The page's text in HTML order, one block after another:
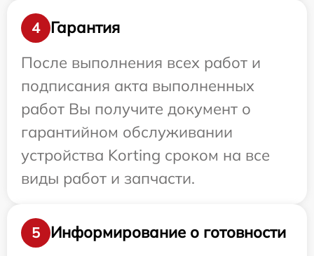
4
Гарантия
После выполнения всех работ и
подписания акта выполненных
работ Вы получите документ о
гарантийном обслуживании
устройства Korting сроком на все
виды работ и запчасти.
5
Информирование о готовности